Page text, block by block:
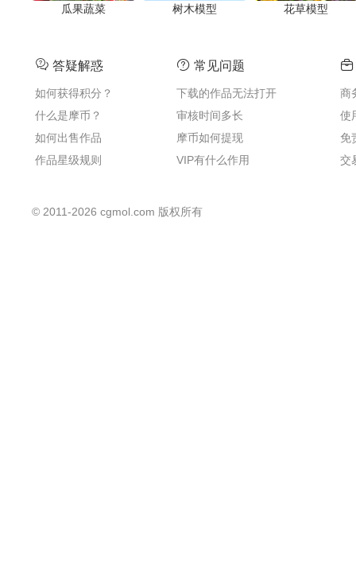
瓜果蔬菜 树木模型 花草模型
答疑解惑
如何获得积分？
什么是摩币？
如何出售作品
作品星级规则
常见问题
下载的作品无法打开
审核时间多长
摩币如何提现
VIP有什么作用
商
使
免
交
© 2011-2026 cgmol.com 版权所有